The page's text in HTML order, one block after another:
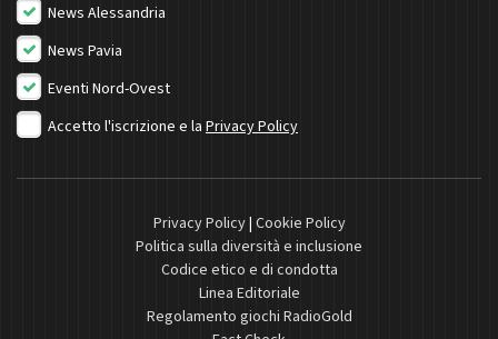
News Alessandria
News Pavia
Eventi Nord-Ovest
Accetto l'iscrizione e la Privacy Policy
Privacy Policy| Cookie Policy
Politica sulla diversità e inclusione
Codice etico e di condotta
Linea Editoriale
Regolamento giochi RadioGold